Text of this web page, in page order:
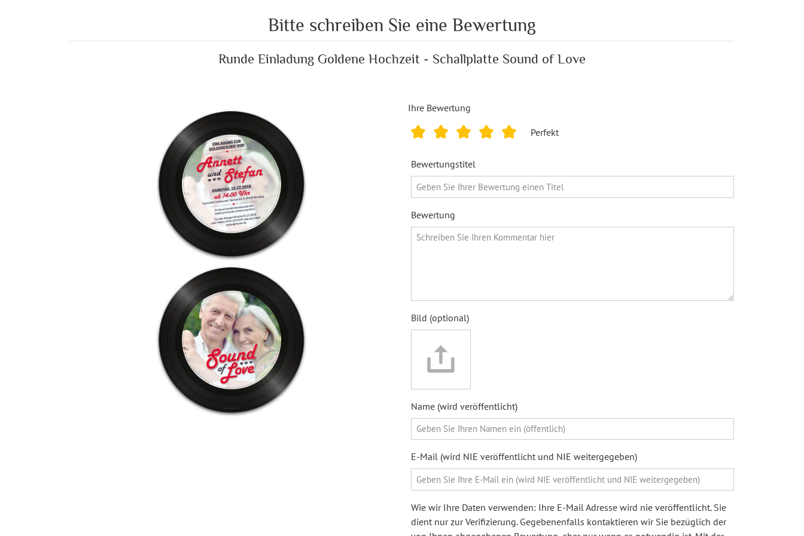
Bitte schreiben Sie eine Bewertung
Runde Einladung Goldene Hochzeit - Schallplatte Sound of Love
Ihre Bewertung
Perfekt
Bewertungstitel
Bewertung
Bild (optional)
Name (wird veröffentlicht)
E-Mail (wird NIE veröffentlicht und NIE weitergegeben)
Wie wir Ihre Daten verwenden: Ihre E-Mail Adresse wird nie veröffentlicht. Sie
dient nur zur Verifizierung. Gegebenenfalls kontaktieren wir Sie bezüglich der